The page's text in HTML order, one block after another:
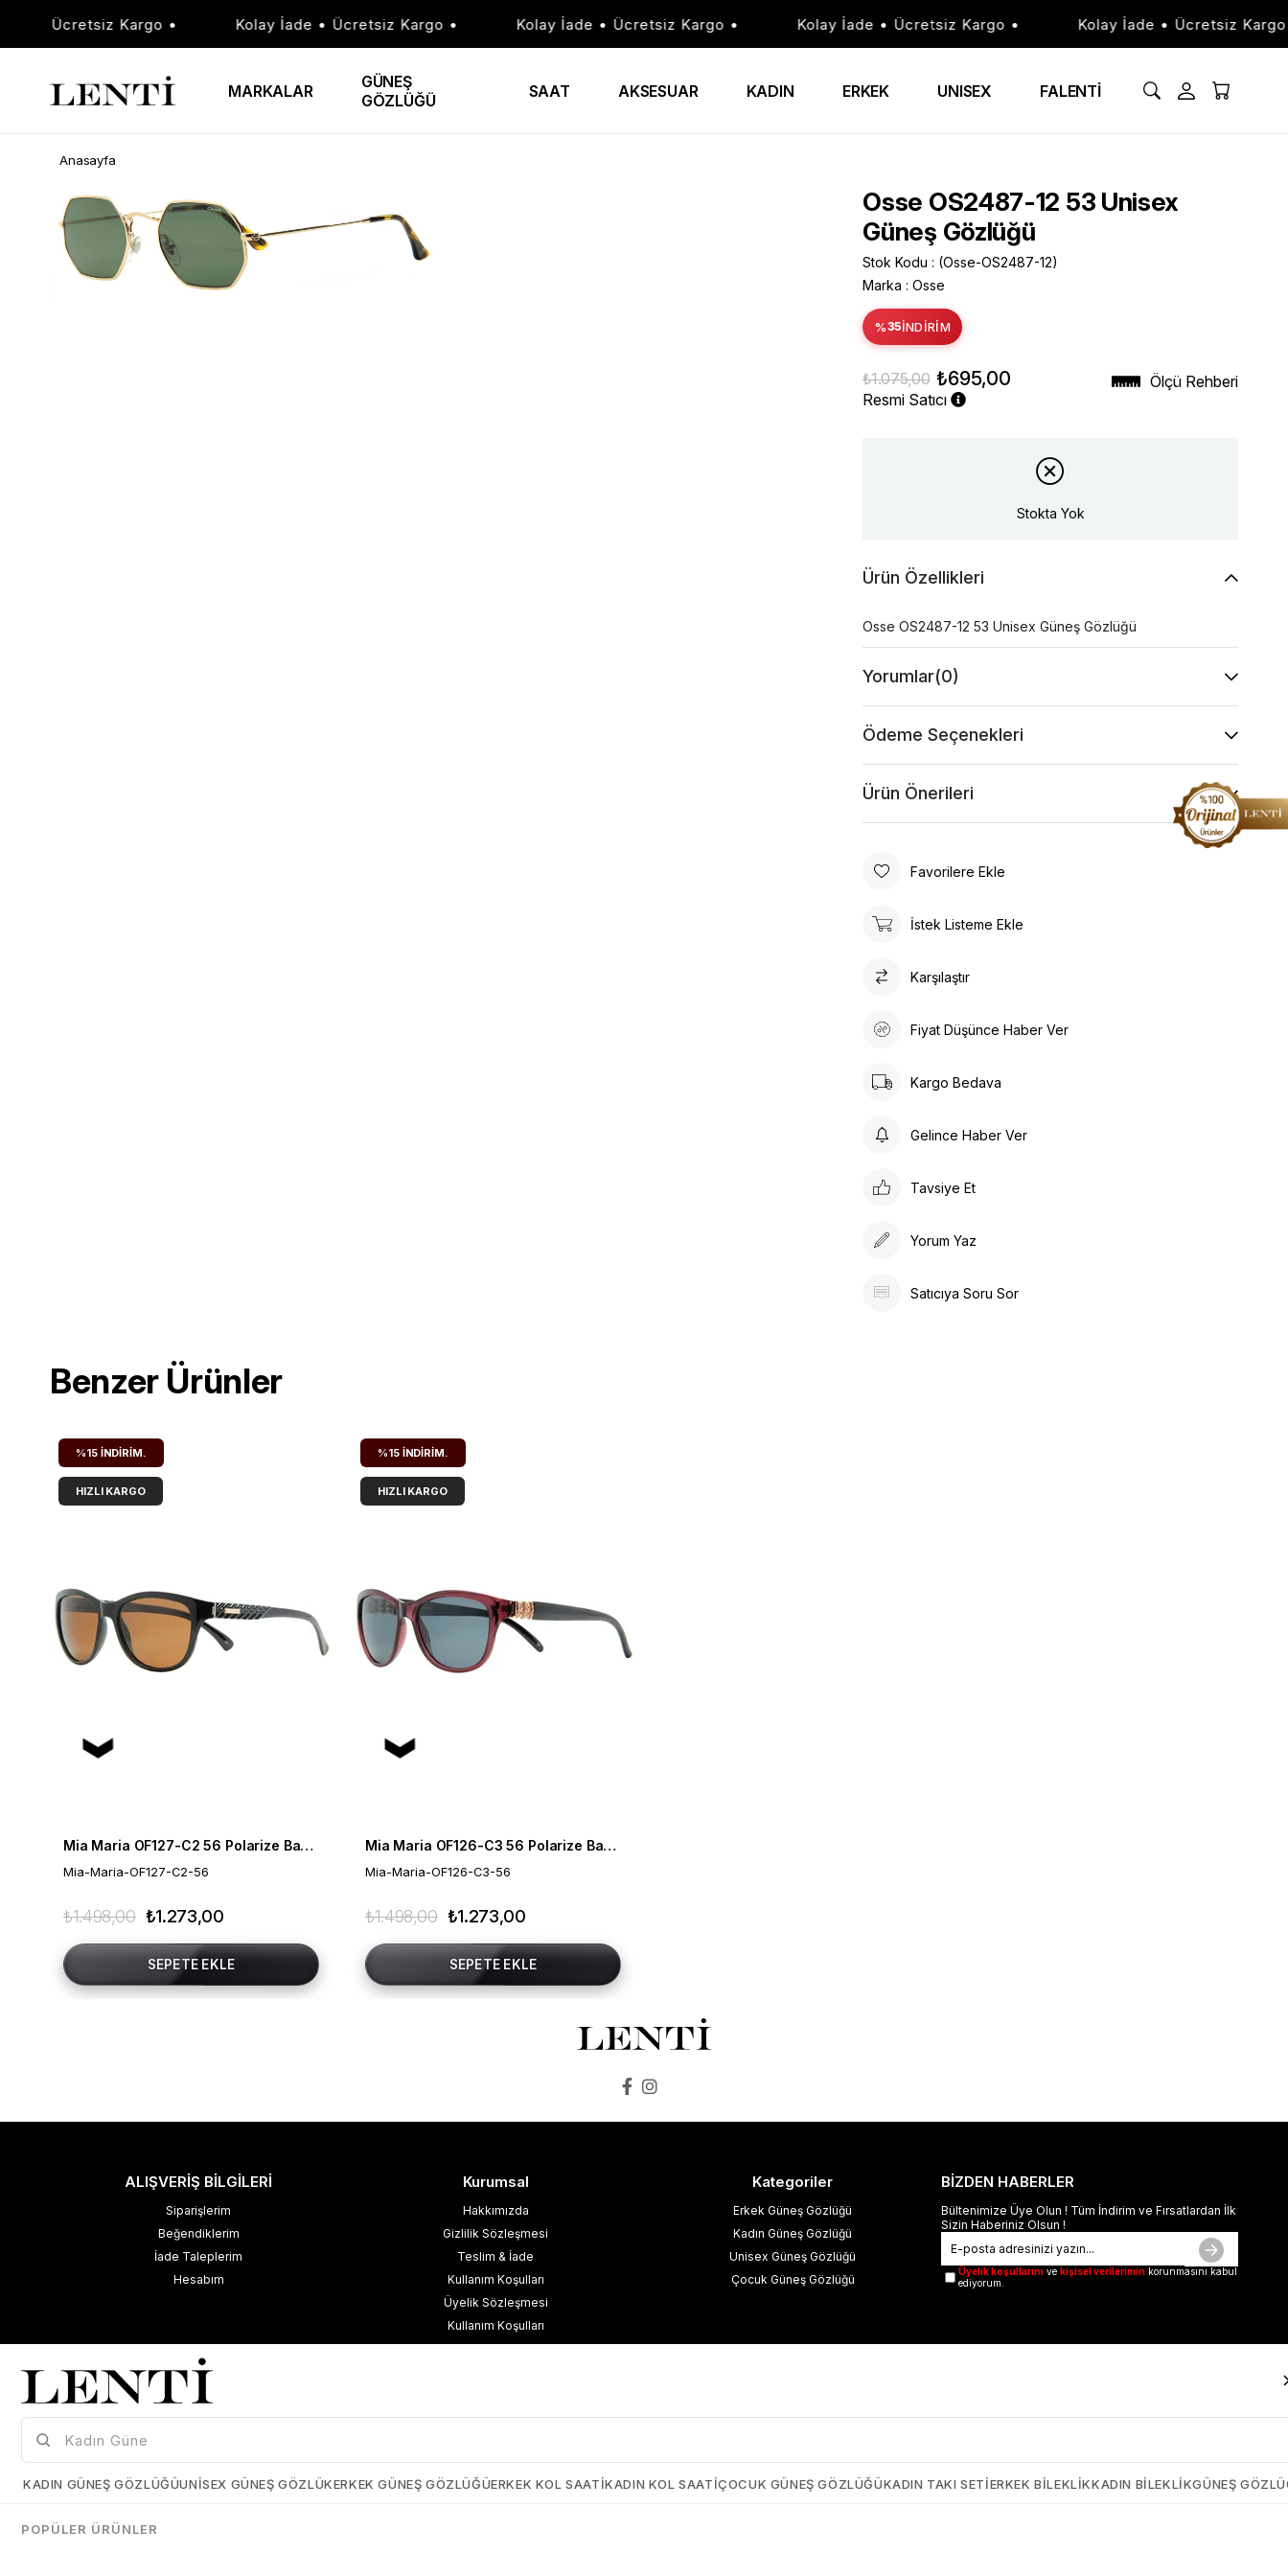
• Ücretsiz Kargo • Kolay İade • Ücretsiz Kargo • Kolay İade • Ücretsiz Kargo • Kolay İade • Ücretsiz Kargo • Kolay İade • Ücretsiz Kargo •
MARKALAR
GÜNEŞ
GÖZLÜĞÜ
SAAT AKSESUAR KADIN ERKEK UNISEX FALENTİ
Anasayfa
Osse OS2487-12 53 Unisex
Güneş Gözlüğü
Stok Kodu
(Osse-OS2487-12)
Marka : Osse
%35İNDIRIM
₺1.075,00 ₺695,00
Resmi Satıcı
Ölçü Rehberi
Stokta Yok
Ürün Özellikleri
Osse OS2487-12 53 Unisex Güneş Gözlüğü
Yorumlar(0)
Ödeme Seçenekleri
Ürün Önerileri
Favorilere Ekle
İstek Listeme Ekle
Karşılaştır
Fiyat Düşünce Haber Ver
Kargo Bedava
Gelince Haber Ver
Tavsiye Et
Yorum Yaz
Satıcıya Soru Sor
Benzer Ürünler
Mia Maria OF127-C2 56 Polarize Bayan Güneş Gözlüğü
Mia-Maria-OF127-C2-56
₺1.273,00
₺1.498,00
SEPETE EKLE
%15 İNDIRIM.
HIZLI KARGO
Mia Maria OF126-C3 56 Polarize Bayan Güneş Gözlüğü
Mia-Maria-OF126-C3-56
₺1.273,00
₺1.498,00
SEPETE EKLE
%15 İNDIRIM.
HIZLI KARGO
ALIŞVERİŞ BİLGİLERİ
Siparişlerim
Beğendiklerim
İade Taleplerim
Hesabım
Kurumsal
Hakkımızda
Gizlilik Sözleşmesi
Teslim & İade
Kullanım Koşulları
Üyelik Sözleşmesi
Kullanım Koşulları
Mesafeli Satış Sözleşmesi
Blog
Kategoriler
Erkek Güneş Gözlüğü
Kadın Güneş Gözlüğü
Unisex Güneş Gözlüğü
Çocuk Güneş Gözlüğü
BİZDEN HABERLER
Bültenimize Üye Olun ! Tüm İndirim ve Fırsatlardan İlk
Sizin Haberiniz Olsun !
Üyelik koşullarını ve kişisel verilerimin korunmasını kabul
ediyorum.
Çerez Kullanımı
kullanmaktayız. Detaylı bilgi için kişisel verilerin korunması hakkında
açıklama metnimizi inceleyebilirsiniz.
KADIN GÜNEŞ GÖZLÜĞÜUNISEX GÜNEŞ GÖZLÜKERKEK GÜNEŞ GÖZLÜĞÜERKEK KOL SAATIKADIN KOL SAATIÇOCUK GÜNEŞ GÖZLÜĞÜKADIN TAKI SETIERKEK BILEKLIKKADIN BILEKLIKGÜNEŞ
POPÜLER ÜRÜNLER